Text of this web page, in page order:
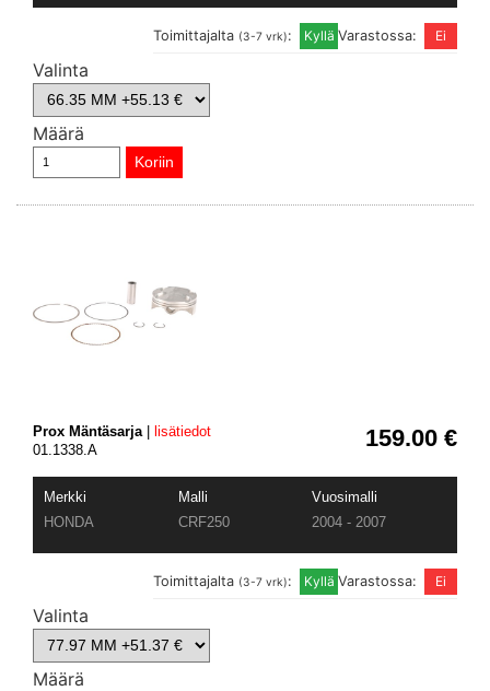
Varastossa:
Toimittajalta (3-7 vrk):
Valinta
Määrä
159.00 €
Prox Mäntäsarja
lisätiedot
01.1338.A
Merkki Malli
Vuosimalli
HONDA
CRF250 2004 - 2007
Varastossa:
Toimittajalta (3-7 vrk):
Valinta
Määrä